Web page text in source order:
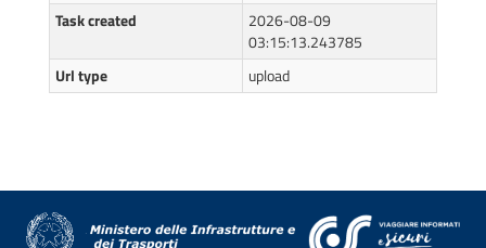
Task created
2026-08-09
03:15:13.243785
Url type
upload